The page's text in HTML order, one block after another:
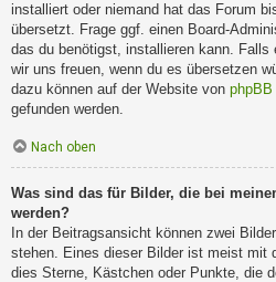
installiert oder niemand hat das Forum
übersetzt. Frage ggf. einen Board-
das du benötigst, installieren kann.
wir uns freuen, wenn du es übersetzen
dazu können auf der Website von phpBB
gefunden werden.
Nach oben
Was sind das für Bilder, die bei
werden?
In der Beitragsansicht können zwei
stehen. Eines dieser Bilder ist meist mit
dies Sterne, Kästchen oder Punkte, die